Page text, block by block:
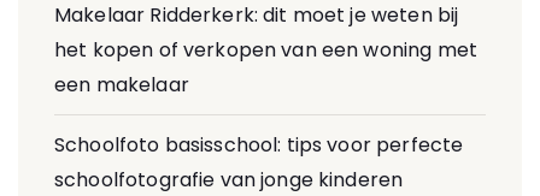
Makelaar Ridderkerk: dit moet je weten bij
het kopen of verkopen van een woning met
een makelaar
Schoolfoto basisschool: tips voor perfecte
schoolfotografie van jonge kinderen